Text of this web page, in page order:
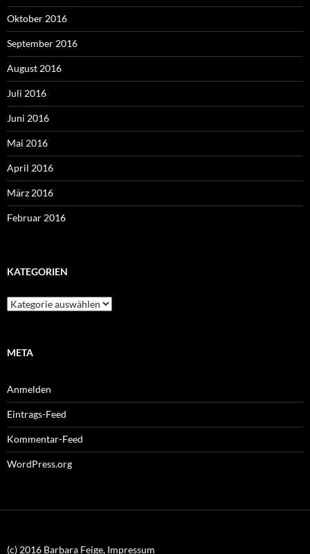
Oktober 2016
September 2016
August 2016
Juli 2016
Juni 2016
Mai 2016
April 2016
März 2016
Februar 2016
KATEGORIEN
Kategorien
META
Anmelden
Eintrags-Feed
Kommentar-Feed
WordPress.org
(c) 2016 Barbara Feige, Impressum